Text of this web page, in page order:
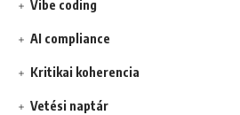
Vibe coding
AI compliance
Kritikai koherencia
Vetési naptár